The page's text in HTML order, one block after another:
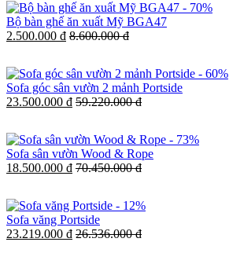
- 70%
Bộ bàn ghế ăn xuất Mỹ BGA47
2.500.000 đ 8.600.000 đ
- 60%
Sofa góc sân vườn 2 mảnh Portside
23.500.000 đ 59.220.000 đ
- 73%
Sofa sân vườn Wood & Rope
18.500.000 đ 70.450.000 đ
- 12%
Sofa văng Portside
23.219.000 đ 26.536.000 đ